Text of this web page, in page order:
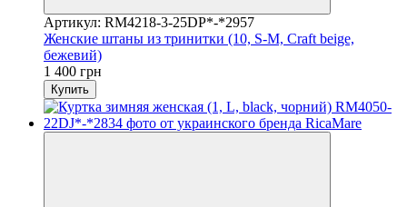
Артикул: RM4218-3-25DP*-*2957
Женские штаны из тринитки (10, S-M, Craft beige,
бежевий)
1 400 грн
Купить